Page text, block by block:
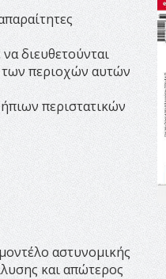
διευθετούνται
των περιοχών αυτών
περιστατικών
αστυνομικής
και απώτερος